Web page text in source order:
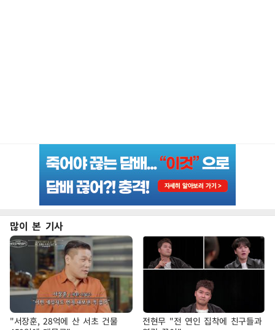
많이 본 기사
"서장훈, 28억에 산 서초 건물
전현무 "전 연인 집착에 친구들과